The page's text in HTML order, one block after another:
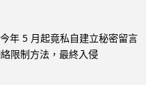
年 5 月起竟私自建立秘密留言
限制方法，最終入侵